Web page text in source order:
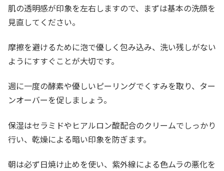
肌の透明感が印象を左右しますので、まずは基本の洗顔を
見直してください。
摩擦を避けるために泡で優しく包み込み、洗い残しがない
ようにすすぐことが大切です。
週に一度の酵素や優しいピーリングでくすみを取り、ター
ンオーバーを促しましょう。
保湿はセラミドやヒアルロン酸配合のクリームでしっかり
行い、乾燥による暗い印象を防ぎます。
朝は必ず日焼け止めを使い、紫外線による色ムラの悪化を